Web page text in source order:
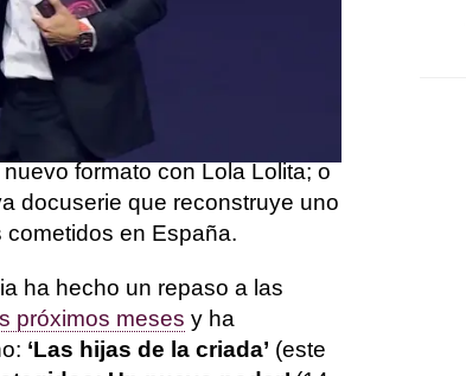
y Belinda Washignthon;
que presentan Roberto
la segunda edición de ‘Drag
de Luxe al frente,
temporadas en una
nuevo formato con Lola Lolita; o
docuserie que reconstruye uno
en España.
ha hecho un repaso a las
próximos meses y ha
‘Las hijas de la criada’ (este